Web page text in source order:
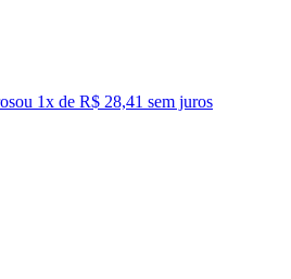
ou 1x de R$ 28,41 sem juros